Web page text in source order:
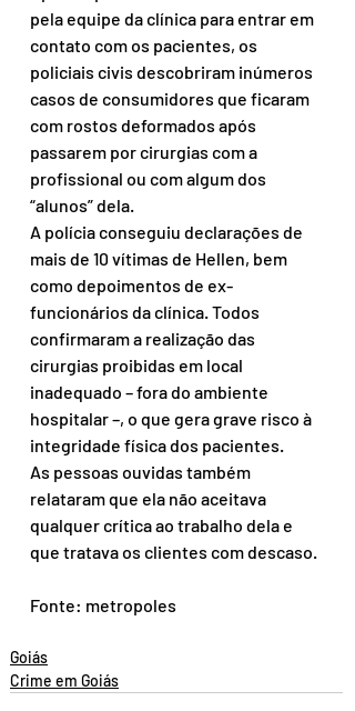
pela equipe da clínica para entrar em
contato com os pacientes, os
policiais civis descobriram inúmeros
casos de consumidores que ficaram
com rostos deformados após
passarem por cirurgias com a
profissional ou com algum dos
“alunos” dela.
A polícia conseguiu declarações de
mais de 10 vítimas de Hellen, bem
como depoimentos de ex-
funcionários da clínica. Todos
confirmaram a realização das
cirurgias proibidas em local
inadequado – fora do ambiente
hospitalar –, o que gera grave risco à
integridade física dos pacientes.
As pessoas ouvidas também
relataram que ela não aceitava
qualquer crítica ao trabalho dela e
que tratava os clientes com descaso.
Fonte: metropoles
Goiás
Crime em Goiás